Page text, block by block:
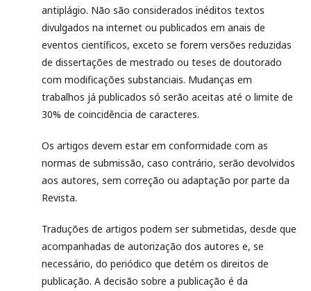
antiplágio. Não são considerados inéditos textos
divulgados na internet ou publicados em anais de
eventos científicos, exceto se forem versões reduzidas
de dissertações de mestrado ou teses de doutorado
com modificações substanciais. Mudanças em
trabalhos já publicados só serão aceitas até o limite de
30% de coincidência de caracteres.
Os artigos devem estar em conformidade com as
normas de submissão, caso contrário, serão devolvidos
aos autores, sem correção ou adaptação por parte da
Revista.
Traduções de artigos podem ser submetidas, desde que
acompanhadas de autorização dos autores e, se
necessário, do periódico que detém os direitos de
publicação. A decisão sobre a publicação é da